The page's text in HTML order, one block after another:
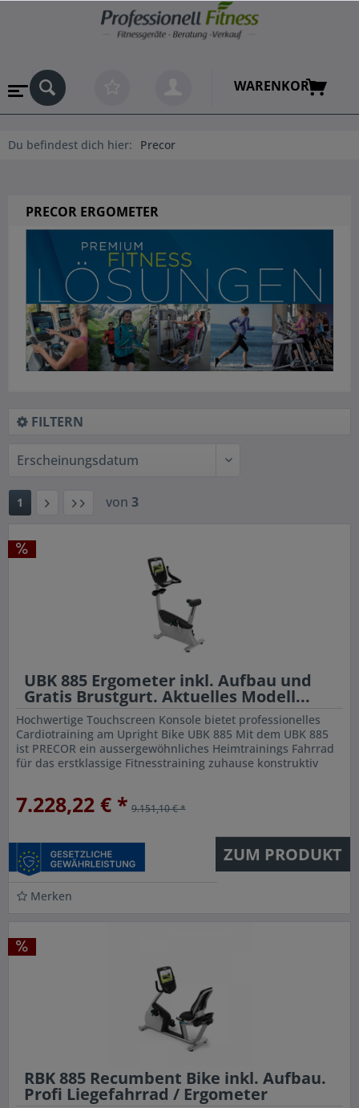
WARENKORB
Du befindest dich hier: Precor
PRECOR ERGOMETER
FILTERN
1 von 3
UBK 885 Ergometer inkl. Aufbau und
Gratis Brustgurt. Aktuelles Modell...
Hochwertige Touchscreen Konsole bietet professionelles
Cardiotraining am Upright Bike UBK 885 Mit dem UBK 885
ist PRECOR ein aussergewöhnliches Heimtrainings Fahrrad
für das erstklassige Fitnesstraining zuhause konstruktiv
7.228,22 € * 9.151,10 € *
ZUM PRODUKT
Merken
RBK 885 Recumbent Bike inkl. Aufbau.
Profi Liegefahrrad / Ergometer